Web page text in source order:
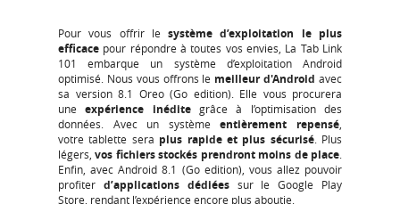
Pour vous offrir lesystème d’exploitation le plus
efficace pour répondre à toutes vos envies, La Tab Link
101 embarque un système d’exploitation Android
optimisé. Nous vous offrons le meilleur d'Android avec
sa version 8.1 Oreo (Go edition). Elle vous procurera
uneexpérience inéditegrâce à l’optimisation des
données. Avec un systèmeentièrement repensé
votre tablette sera plus rapide et plus sécurisé. Plus
légers,vos fichiers stockés prendront moins de place
Enfin, avec Android 8.1 (Go edition), vous allez pouvoir
profiter d’applications dédiéessur le Google Play
Store, rendant l’expérience encore plus aboutie.